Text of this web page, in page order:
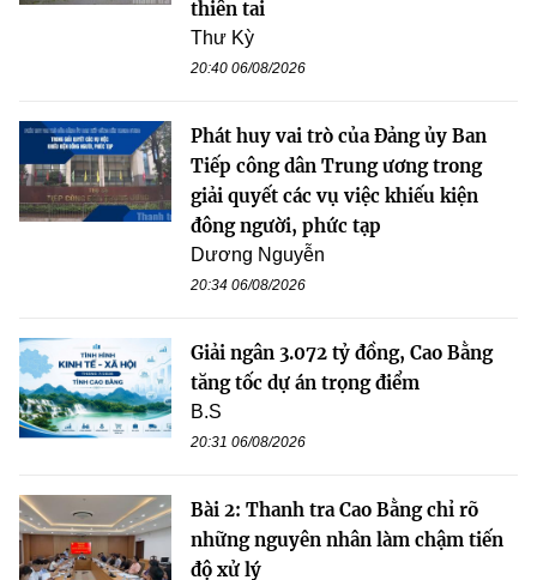
thiên tai
Thư Kỳ
20:40 06/08/2026
Phát huy vai trò của Đảng ủy Ban
Tiếp công dân Trung ương trong
giải quyết các vụ việc khiếu kiện
đông người, phức tạp
Dương Nguyễn
20:34 06/08/2026
Giải ngân 3.072 tỷ đồng, Cao Bằng
tăng tốc dự án trọng điểm
B.S
20:31 06/08/2026
Bài 2: Thanh tra Cao Bằng chỉ rõ
những nguyên nhân làm chậm tiến
độ xử lý